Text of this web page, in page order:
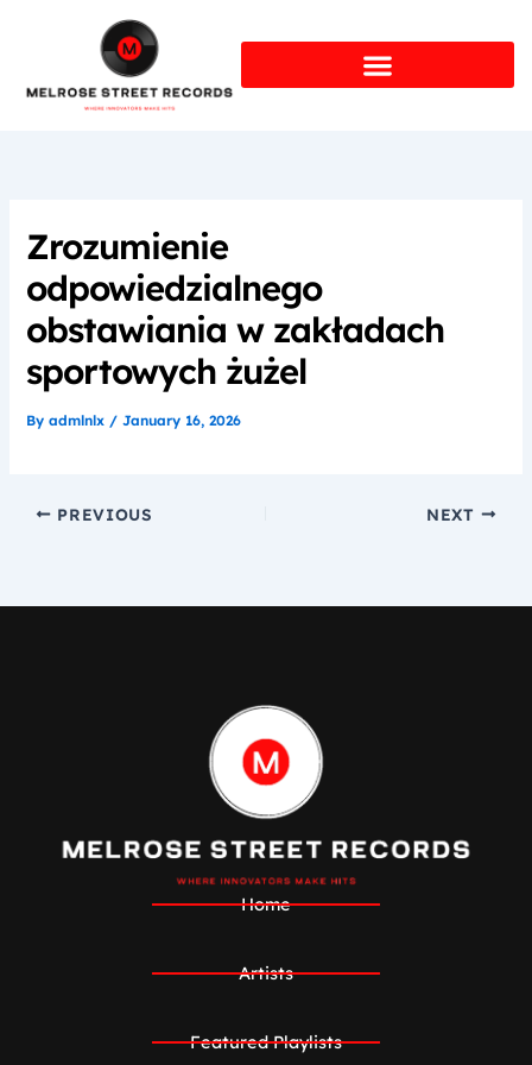
Zrozumienie
odpowiedzialnego
obstawiania w zakładach
sportowych żużel
Byadmlnlx /January 16, 2026
PREVIOUS NEXT
Home
Artists
Featured Playlists